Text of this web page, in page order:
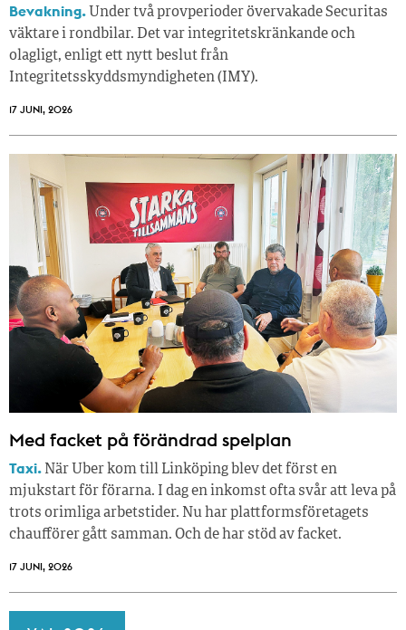
Bevakning. Under två provperioder övervakade Securitas
väktare i rondbilar. Det var integritetskränkande och
olagligt, enligt ett nytt beslut från
Integritetsskyddsmyndigheten (IMY).
17 JUNI, 2026
Med facket på förändrad spelplan
Taxi. När Uber kom till Linköping blev det först en
mjukstart för förarna. I dag en inkomst ofta svår att leva på
trots orimliga arbetstider. Nu har plattformsföretagets
chaufförer gått samman. Och de har stöd av facket.
17 JUNI, 2026